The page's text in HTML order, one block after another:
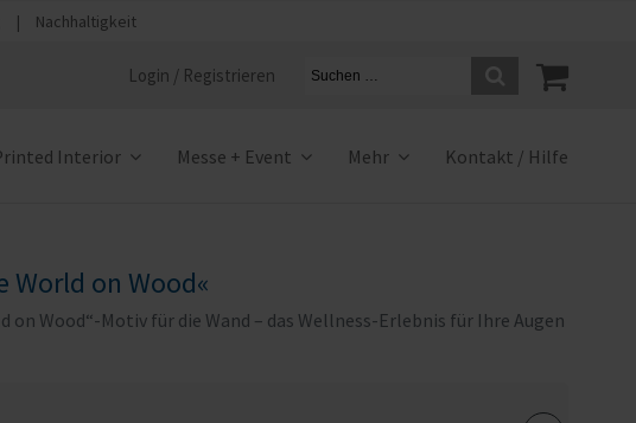
| Nachhaltigkeit
Login / Registrieren
Interior Messe + Event Mehr Kontakt / Hilfe
World on Wood«
on Wood“-Motiv für die Wand – das Wellness-Erlebnis für Ihre Augen